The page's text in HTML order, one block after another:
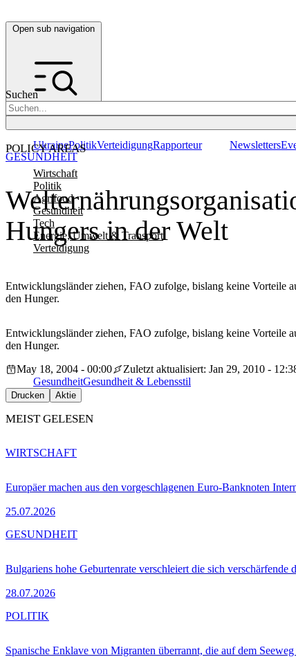
Open sub navigation
Suchen
POLICY AREAS
Wirtschaft
Politik
Agrifood
Gesundheit
Tech
Energie, Umwelt & Transport
Verteidigung
UkrainePolitikVerteidigungRapporteur Newsletters
Hungers in der Welt
Entwicklungsländer ziehen, FAO zufolge, bislang keine Vorteile
den Hunger.
GESUNDHEIT
Entwicklungsländer ziehen, FAO zufolge, bislang keine Vorteile
den Hunger.
May 18, 2004 - 00:00
Zuletzt aktualisiert: Jan 29, 2010 -
GesundheitGesundheit & Lebensstil
Drucken Aktie
MEIST GELESEN
Europäer machen aus den vorgeschlagenen Euro-Banknoten
25.07.2026
WIRTSCHAFT
Bulgariens hohe Geburtenrate verschleiert die sich verschärfende
28.07.2026
GESUNDHEIT
Spanische Enklave von Migranten überrannt, die auf dem
POLITIK